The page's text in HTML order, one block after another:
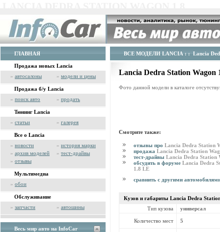
ГЛАВНАЯ
Продажа новых Lancia
» автосалоны » модели и цены
Продажа б/у Lancia
» поиск авто » продать
Тюнинг Lancia
» статьи » галерея
Все о Lancia
» новости » история марки
» архив моделей » тест-драйвы
» отзывы
Мультимедиа
» обои
Обслуживание
» запчасти » автошины
Весь мир авто на InfoCar
ВСЕ МОДЕЛИ LANCIA : : Lancia
Lancia Dedra Station Wagon
Фото данной модели в каталоге
Смотрите также:
отзывы про Lancia Dedra Station
продажа Lancia Dedra Station
тест-драйвы Lancia Dedra Station
обсудить в форуме Lancia Dedra
1.8 LE
сравнить с другими
Кузов и габариты Lancia Dedra
Тип кузова
универсал
Количество мест 5